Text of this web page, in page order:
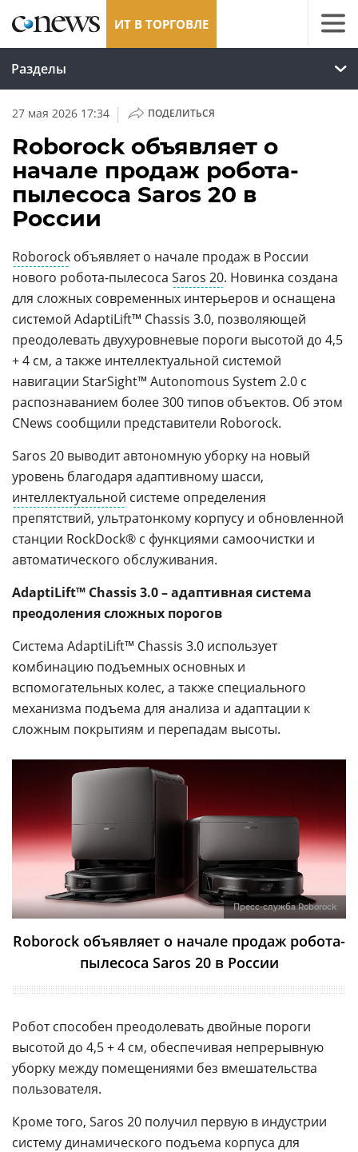
ИТ В ТОРГОВЛЕ
Разделы
27 мая 2026 17:34 | ПОДЕЛИТЬСЯ
Roborock объявляет о
начале продаж робота-
пылесоса Saros 20 в
России
Roborock объявляет о начале продаж в России
нового робота-пылесоса Saros 20. Новинка создана
для сложных современных интерьеров и оснащена
системой AdaptiLift™ Chassis 3.0, позволяющей
преодолевать двухуровневые пороги высотой до 4,5
+ 4 см, а также интеллектуальной системой
навигации StarSight™ Autonomous System 2.0 с
распознаванием более 300 типов объектов. Об этом
CNews сообщили представители Roborock.
Saros 20 выводит автономную уборку на новый
уровень благодаря адаптивному шасси,
интеллектуальной системе определения
препятствий, ультратонкому корпусу и обновленной
станции RockDock® с функциями самоочистки и
автоматического обслуживания.
AdaptiLift™ Chassis 3.0 – адаптивная система
преодоления сложных порогов
Система AdaptiLift™ Chassis 3.0 использует
комбинацию подъемных основных и
вспомогательных колес, а также специального
механизма подъема для анализа и адаптации к
сложным покрытиям и перепадам высоты.
Пресс-служба Roborock
Roborock объявляет о начале продаж робота-
пылесоса Saros 20 в России
Робот способен преодолевать двойные пороги
высотой до 4,5 + 4 см, обеспечивая непрерывную
уборку между помещениями без вмешательства
пользователя.
Кроме того, Saros 20 получил первую в индустрии
систему динамического подъема корпуса для